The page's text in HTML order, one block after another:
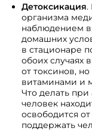
Детоксикация.
организма
наблюдением
домашних
в стационаре
обоих случаях
от токсинов,
витаминами и
Что делать
человек
освободится
поддержать